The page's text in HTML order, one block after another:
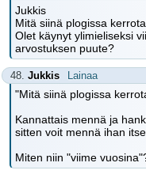
Jukkis
Mitä siinä plogissa
Olet käynyt ylimieliseksi
arvostuksen puute?
48. Jukkis Lainaa
"Mitä siinä plogissa
Kannattais mennä ja
sitten voit mennä ihan
Miten niin "viime